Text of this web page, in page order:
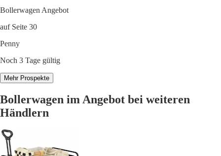
Bollerwagen Angebot
auf Seite 30
Penny
Noch 3 Tage gültig
Mehr Prospekte
Bollerwagen im Angebot bei weiteren
Händlern